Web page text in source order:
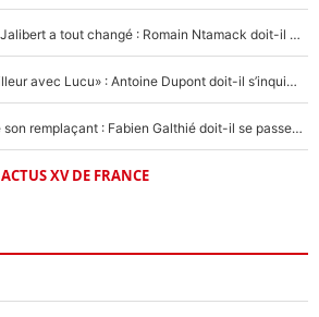
XV de France - Matthieu Jalibert a tout changé : Romain Ntamack doit-il s’inquiéter pour sa place à un an de la Coupe du monde ?
«Le XV de France est meilleur avec Lucu» : Antoine Dupont doit-il s’inquiéter pour sa place ?
Le XV de France a trouvé son remplaçant : Fabien Galthié doit-il se passer d'Antoine Dupont ?
ACTUS XV DE FRANCE